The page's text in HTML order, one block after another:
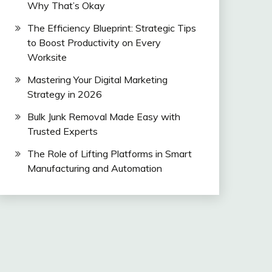
Why That’s Okay
The Efficiency Blueprint: Strategic Tips
to Boost Productivity on Every
Worksite
Mastering Your Digital Marketing
Strategy in 2026
Bulk Junk Removal Made Easy with
Trusted Experts
The Role of Lifting Platforms in Smart
Manufacturing and Automation